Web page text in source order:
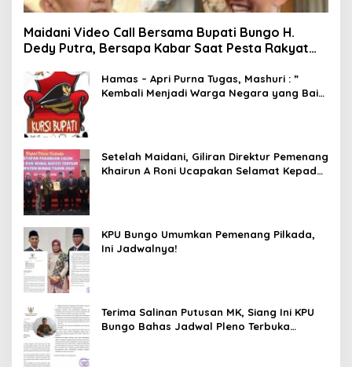
Maidani Video Call Bersama Bupati Bungo H.
Dedy Putra, Bersapa Kabar Saat Pesta Rakyat
Hamas – Apri Purna Tugas, Mashuri : ”
Kembali Menjadi Warga Negara yang Baik,
Setelah Maidani, Giliran Direktur Pemenang
Khairun A Roni Ucapakan Selamat Kepada
KPU Bungo Umumkan Pemenang Pilkada,
Ini Jadwalnya!
Terima Salinan Putusan MK, Siang Ini KPU
Bungo Bahas Jadwal Pleno Terbuka